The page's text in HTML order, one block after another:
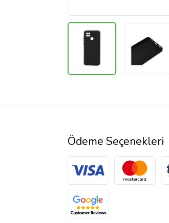
Ödeme Seçenekleri